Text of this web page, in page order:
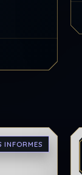
no son
INFORMES